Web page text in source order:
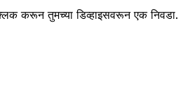
करून तुमच्या डिव्हाइसवरून एक निवडा.